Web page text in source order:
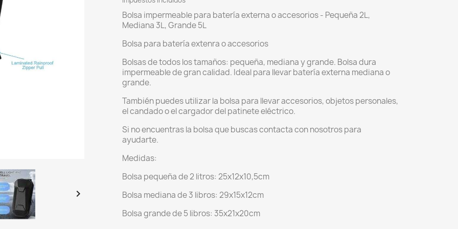

Bolsa impermeable para batería externa o accesorios - Pequeña 2L,
Mediana 3L, Grande 5L
Bolsa para batería extenra o accesorios
Bolsas de todos los tamaños: pequeña, mediana y grande. Bolsa dura
impermeable de gran calidad. Ideal para llevar batería externa mediana o
grande.
También puedes utilizar la bolsa para llevar accesorios, objetos personales,
el candado o el cargador del patinete eléctrico.
Si no encuentras la bolsa que buscas contacta con nosotros para
ayudarte.
Medidas:
Bolsa pequeña de 2 litros: 25x12x10,5cm
Bolsa mediana de 3 libros: 29x15x12cm
Bolsa grande de 5 libros: 35x21x20cm